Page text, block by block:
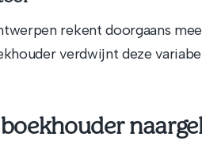
rekent doorgaans
verdwijnt deze